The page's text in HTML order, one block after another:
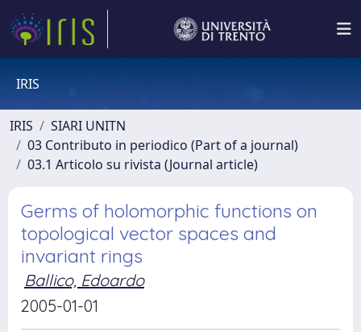
IRIS
IRIS
SIARI UNITN
03 Contributo in periodico (Part of a journal)
03.1 Articolo su rivista (Journal article)
Germs of holomorphic functions on
topological vector spaces and
invariant rings
Ballico, Edoardo
2005-01-01